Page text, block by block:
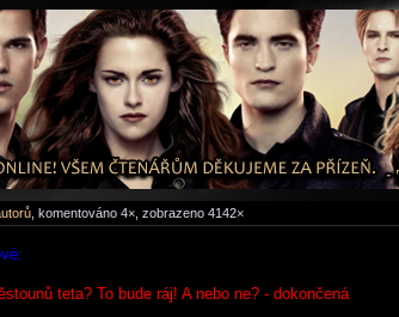
, komentováno 4×, zobrazeno 4142×
teta? To bude ráj! A nebo ne? - dokončená